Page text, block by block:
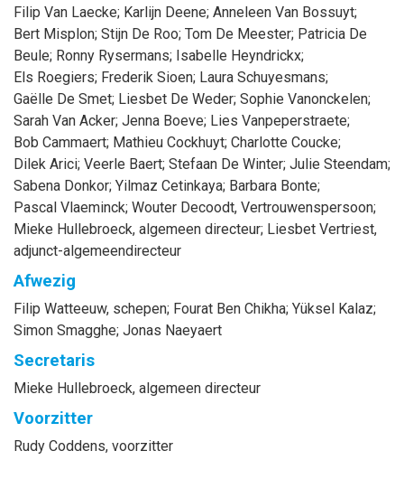
Filip Van Laecke; Karlijn Deene; Anneleen Van Bossuyt;
Bert Misplon; Stijn De Roo; Tom De Meester; Patricia De
Beule; Ronny Rysermans; Isabelle Heyndrickx;
Els Roegiers; Frederik Sioen; Laura Schuyesmans;
Gaëlle De Smet; Liesbet De Weder; Sophie Vanonckelen;
Sarah Van Acker; Jenna Boeve; Lies Vanpeperstraete;
Bob Cammaert; Mathieu Cockhuyt; Charlotte Coucke;
Dilek Arici; Veerle Baert; Stefaan De Winter; Julie Steendam;
Sabena Donkor; Yilmaz Cetinkaya; Barbara Bonte;
Pascal Vlaeminck; Wouter Decoodt, Vertrouwenspersoon;
Mieke Hullebroeck, algemeen directeur; Liesbet Vertriest,
adjunct-algemeendirecteur
Afwezig
Filip Watteeuw, schepen; Fourat Ben Chikha; Yüksel Kalaz;
Simon Smagghe; Jonas Naeyaert
Secretaris
Mieke Hullebroeck, algemeen directeur
Voorzitter
Rudy Coddens, voorzitter